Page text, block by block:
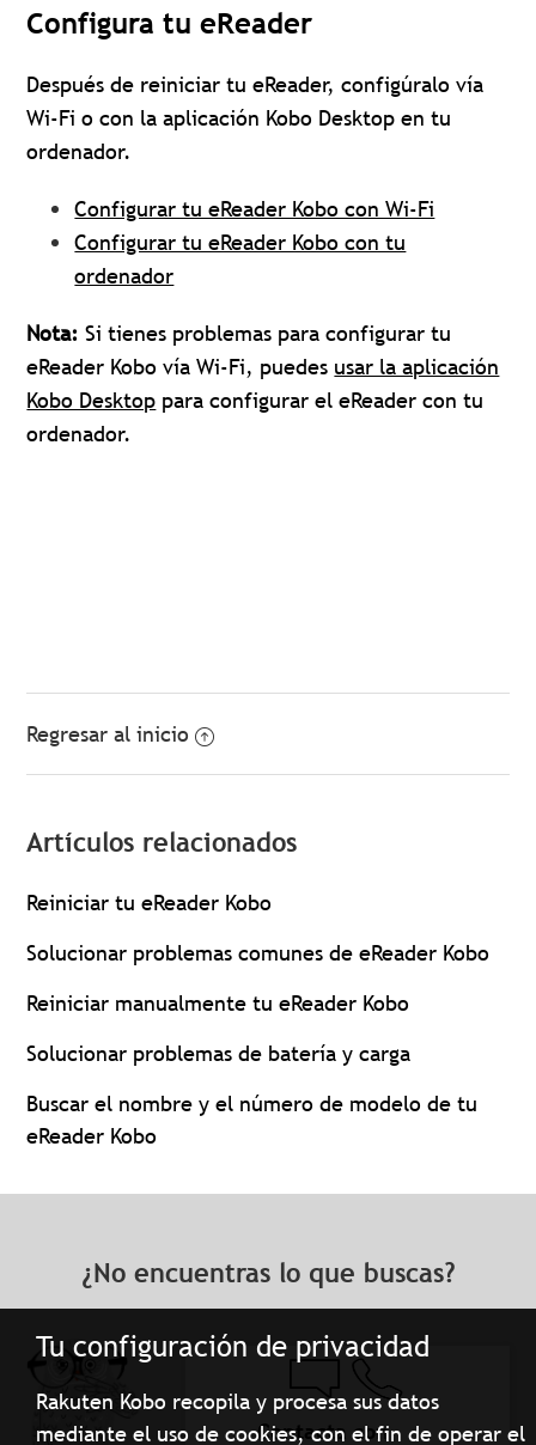
Tu configuración de privacidad
Rakuten Kobo recopila y procesa sus datos
mediante el uso de cookies, con el fin de operar el
Configura tu eReader
Después de reiniciar tu eReader, configúralo vía
Wi-Fi o con la aplicación Kobo Desktop en tu
ordenador.
Configurar tu eReader Kobo con Wi-Fi
Configurar tu eReader Kobo con tu
ordenador
Nota: Si tienes problemas para configurar tu
eReader Kobo vía Wi-Fi, puedes usar la aplicación
Kobo Desktop para configurar el eReader con tu
ordenador.
Regresar al inicio
Artículos relacionados
Reiniciar tu eReader Kobo
Solucionar problemas comunes de eReader Kobo
Reiniciar manualmente tu eReader Kobo
Solucionar problemas de batería y carga
Buscar el nombre y el número de modelo de tu
eReader Kobo
¿No encuentras lo que buscas?
Contacta con